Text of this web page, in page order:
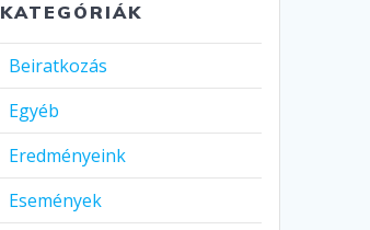
KATEGÓRIÁK
Beiratkozás
Egyéb
Eredményeink
Események